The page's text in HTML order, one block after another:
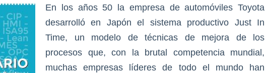
En los años 50 la empresa de automóviles Toyota
desarrolló en Japón el sistema productivo Just In
Time, un modelo de técnicas de mejora de los
procesos que, con la brutal competencia mundial,
muchas empresas líderes de todo el mundo han